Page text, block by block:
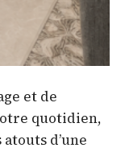
et de
quotidien,
d’une